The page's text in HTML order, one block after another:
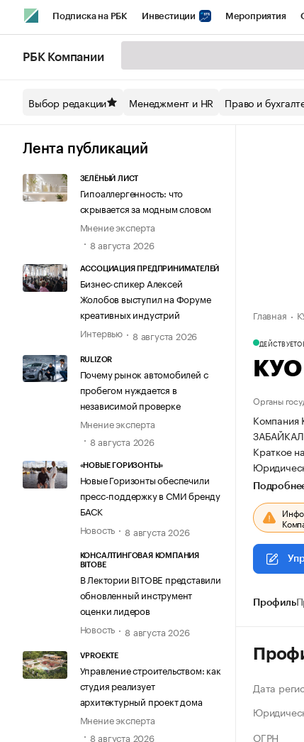
Подписка на РБК Инвестиции Мероприятия
Спецпроекты СПб Конференции СПб
Технологии и медиа
РБК Компании
Выбор редакции Менеджмент и HR Право и
Лента публикаций
ЗЕЛЁНЫЙ ЛИСТ
Гипоаллергенность: что
скрывается за модным словом
Мнение эксперта
8 августа 2026
АССОЦИАЦИЯ ПРЕДПРИНИМАТЕЛЕЙ
Бизнес-спикер Алексей
Жолобов выступил на Форуме
креативных индустрий
Интервью
8 августа 2026
RULIZOR
Почему рынок автомобилей с
пробегом нуждается в
независимой проверке
Мнение эксперта
8 августа 2026
«НОВЫЕ ГОРИЗОНТЫ»
Новые Горизонты обеспечили
пресс-поддержку в СМИ бренду
БАСК
Новость
8 августа 2026
КОНСАЛТИНГОВАЯ КОМПАНИЯ
BITOBE
В Лектории BITOBE представили
обновленный инструмент
оценки лидеров
Новость
8 августа 2026
VPROEKTE
Управление строительством: как
студия реализует
архитектурный проект дома
Мнение эксперта
8 августа 2026
Главная
ДЕЙСТВУЕТ
КУО
Органы
Краткое
Профиль
Дата
ОГРН